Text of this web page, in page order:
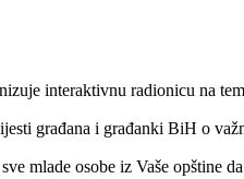
interaktivnu radionicu na
građana i građanki BiH o
mlade osobe iz Vaše opštine